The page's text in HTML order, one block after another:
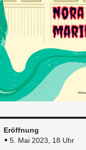
Er­öff­nung
5. Mai 2023, 18 Uhr